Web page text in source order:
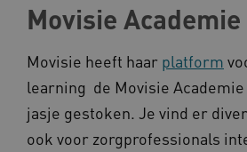
Movisie Academie
Movisie heeft haar platform
learning de Movisie
jasje gestoken. Je vind er
ook voor zorgprofessionals